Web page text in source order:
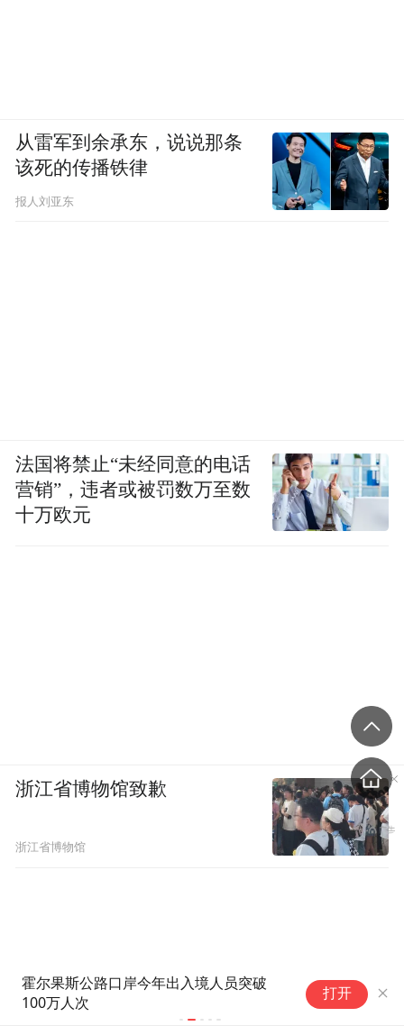
暑运过半客流高位运行，济南西
站日开行列车428列
打开
从雷军到余承东，说说那条
该死的传播铁律
报人刘亚东
法国将禁止“未经同意的电话
营销”，违者或被罚数万至数
十万欧元
浙江省博物馆致歉
浙江省博物馆